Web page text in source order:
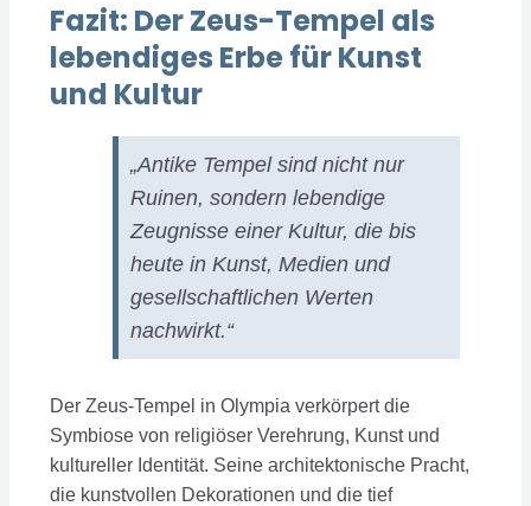
Fazit: Der Zeus-Tempel als
lebendiges Erbe für Kunst
und Kultur
„Antike Tempel sind nicht nur
Ruinen, sondern lebendige
Zeugnisse einer Kultur, die bis
heute in Kunst, Medien und
gesellschaftlichen Werten
nachwirkt.“
Der Zeus-Tempel in Olympia verkörpert die
Symbiose von religiöser Verehrung, Kunst und
kultureller Identität. Seine architektonische Pracht,
die kunstvollen Dekorationen und die tief